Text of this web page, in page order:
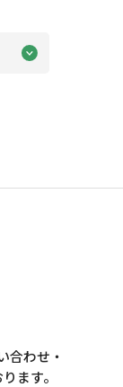
合わせ・
ます。